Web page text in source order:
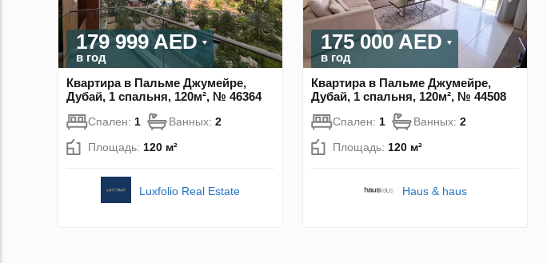
179 999 AED
в год
Квартира в Пальме Джумейре,
Дубай, 1 спальня, 120м², № 46364
Спален: 1 Ванных: 2
Площадь: 120 м²
Luxfolio Real Estate
175 000 AED
в год
Квартира в Пальме Джумейре,
Дубай, 1 спальня, 120м², № 44508
Спален: 1 Ванных: 2
Площадь: 120 м²
Haus & haus